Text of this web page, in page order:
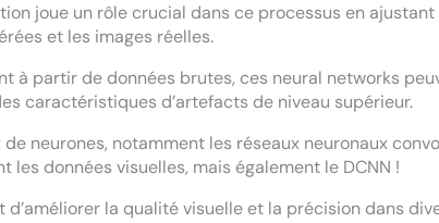
joue un rôle crucial dans ce processus en
et les images réelles.
à partir de données brutes, ces neural networks
caractéristiques d’artefacts de niveau supérieur.
de neurones, notamment les réseaux neuronaux
les données visuelles, mais également le DCNN !
d’améliorer la qualité visuelle et la précision dans